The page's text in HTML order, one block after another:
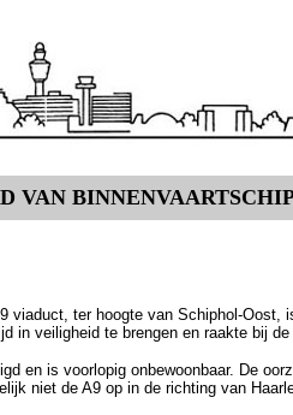
VAN
viaduct, ter hoogte van Schiphol-Oost,
in veiligheid te brengen en raakte bij
en is voorlopig onbewoonbaar. De
niet de A9 op in de richting van